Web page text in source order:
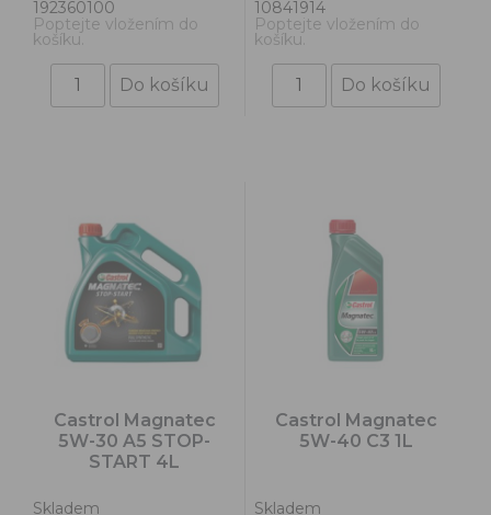
192360100
Poptejte vložením do
košíku.
10841914
Poptejte vložením do
košíku.
Castrol Magnatec
5W-30 A5 STOP-
START 4L
Skladem
Castrol Magnatec
5W-40 C3 1L
Skladem